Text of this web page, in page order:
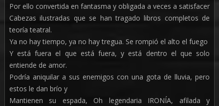
Por ello convertida en fantasma y obligada a veces a satisfacer
Cabezas ilustradas que se han tragado libros completos de
teoría teatral.
Ya no hay tiempo, ya no hay tregua. Se rompió el alto el fuego
Y está fuera el que está fuera, y está dentro el que solo
entiende de amor.
Podría aniquilar a sus enemigos con una gota de lluvia, pero
estos le dan brío y
Mantienen su espada, Oh legendaria IRONÍA, afilada y